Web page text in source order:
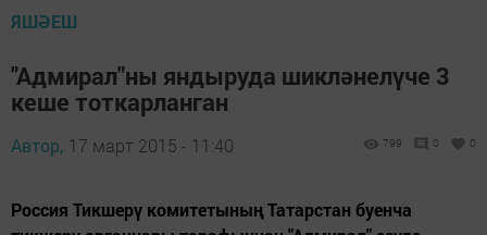
ЯШӘЕШ
"Адмирал"ны яндыруда шикләнелүче 3
кеше тоткарланган
Автор, 17 март 2015 - 11:40 799 0 0
Россия Тикшерү комитетының Татарстан буенча